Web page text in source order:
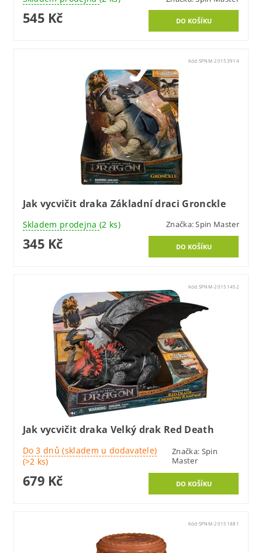
545 Kč
Kód:SPNM-20153914
Jak vycvičit draka Základní draci Gronckle
Skladem prodejna (2 ks) Značka:Spin Master
345 Kč
Kód: SPNM-20151452
Jak vycvičit draka Velký drak Red Death
Do 3 dnů (skladem u dodavatele)
(>2 ks)
Značka: Spin
Master
679 Kč
Kód: SPNM-20151881